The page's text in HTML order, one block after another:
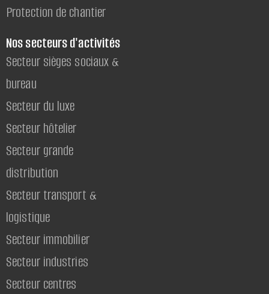
Protection de chantier
Nos secteurs d'activités
Secteur sièges sociaux &
bureau
Secteur du luxe
Secteur hôtelier
Secteur grande
distribution
Secteur transport &
logistique
Secteur immobilier
Secteur industries
Secteur centres